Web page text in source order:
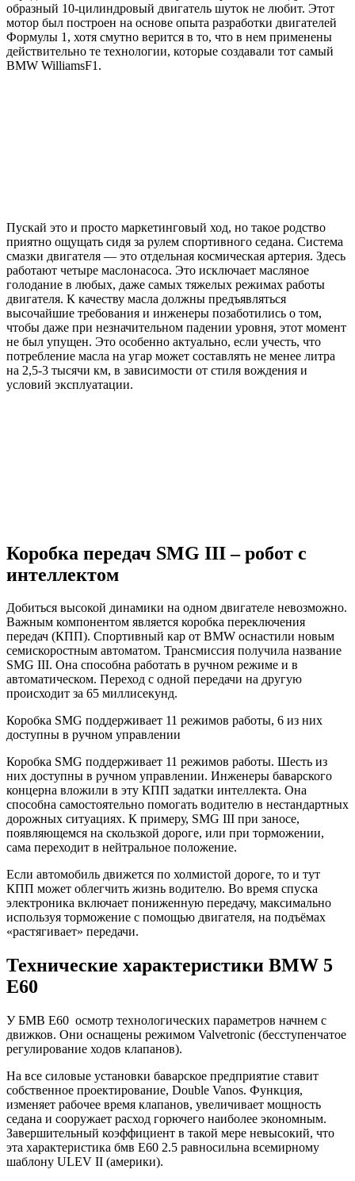
образный 10-цилиндровый двигатель шуток не любит. Этот
мотор был построен на основе опыта разработки двигателей
Формулы 1, хотя смутно верится в то, что в нем применены
действительно те технологии, которые создавали тот самый
BMW WilliamsF1.
Пускай это и просто маркетинговый ход, но такое родство
приятно ощущать сидя за рулем спортивного седана. Система
смазки двигателя — это отдельная космическая артерия. Здесь
работают четыре маслонасоса. Это исключает масляное
голодание в любых, даже самых тяжелых режимах работы
двигателя. К качеству масла должны предъявляться
высочайшие требования и инженеры позаботились о том,
чтобы даже при незначительном падении уровня, этот момент
не был упущен. Это особенно актуально, если учесть, что
потребление масла на угар может составлять не менее литра
на 2,5-3 тысячи км, в зависимости от стиля вождения и
условий эксплуатации.
Коробка передач SMG III – робот с
интеллектом
Добиться высокой динамики на одном двигателе невозможно.
Важным компонентом является коробка переключения
передач (КПП). Спортивный кар от BMW оснастили новым
семискоростным автоматом. Трансмиссия получила название
SMG III. Она способна работать в ручном режиме и в
автоматическом. Переход с одной передачи на другую
происходит за 65 миллисекунд.
Коробка SMG поддерживает 11 режимов работы, 6 из них
доступны в ручном управлении
Коробка SMG поддерживает 11 режимов работы. Шесть из
них доступны в ручном управлении. Инженеры баварского
концерна вложили в эту КПП задатки интеллекта. Она
способна самостоятельно помогать водителю в нестандартных
дорожных ситуациях. К примеру, SMG III при заносе,
появляющемся на скользкой дороге, или при торможении,
сама переходит в нейтральное положение.
Если автомобиль движется по холмистой дороге, то и тут
КПП может облегчить жизнь водителю. Во время спуска
электроника включает пониженную передачу, максимально
используя торможение с помощью двигателя, на подъёмах
«растягивает» передачи.
Технические характеристики BMW 5
E60
У БМВ Е60 осмотр технологических параметров начнем с
движков. Они оснащены режимом Valvetronic (бесступенчатое
регулирование ходов клапанов).
На все силовые установки баварское предприятие ставит
собственное проектирование, Double Vanos. Функция,
изменяет рабочее время клапанов, увеличивает мощность
седана и сооружает расход горючего наиболее экономным.
Завершительный коэффициент в такой мере невысокий, что
эта характеристика бмв Е60 2.5 равносильна всемирному
шаблону ULEV II (америки).